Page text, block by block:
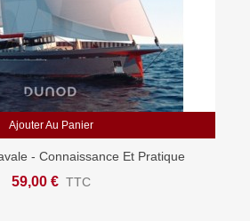
Ajouter Au Panier
- Connaissance Et Pratique
59,00 € TTC